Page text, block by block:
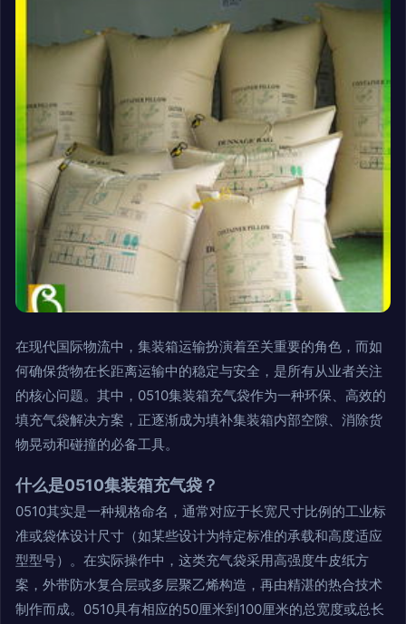
在现代国际物流中，集装箱运输扮演着至关重要的角色，而如
何确保货物在长距离运输中的稳定与安全，是所有从业者关注
的核心问题。其中，0510集装箱充气袋作为一种环保、高效的
填充气袋解决方案，正逐渐成为填补集装箱内部空隙、消除货
物晃动和碰撞的必备工具。
什么是0510集装箱充气袋？
0510其实是一种规格命名，通常对应于长宽尺寸比例的工业标
准或袋体设计尺寸（如某些设计为特定标准的承载和高度适应
型型号）。在实际操作中，这类充气袋采用高强度牛皮纸方
案，外带防水复合层或多层聚乙烯构造，再由精湛的热合技术
制作而成。0510具有相应的50厘米到100厘米的总宽度或总长